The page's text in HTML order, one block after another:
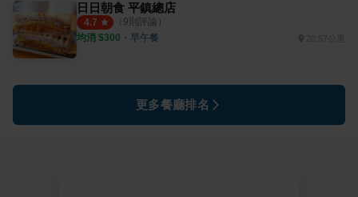
日日朝食 平鎮總店
4.7 （ 9則評論）
均消 $300 ・ 早午餐 20.57公里
更多餐廳排名